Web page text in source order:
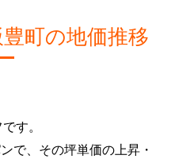
町の地価推移
す。
で、その坪単価の上昇・